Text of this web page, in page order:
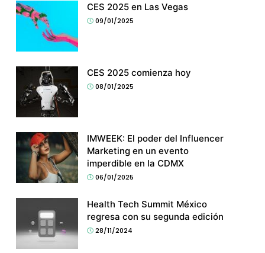
CES 2025 en Las Vegas
09/01/2025
CES 2025 comienza hoy
08/01/2025
IMWEEK: El poder del Influencer
Marketing en un evento
imperdible en la CDMX
06/01/2025
Health Tech Summit México
regresa con su segunda edición
28/11/2024